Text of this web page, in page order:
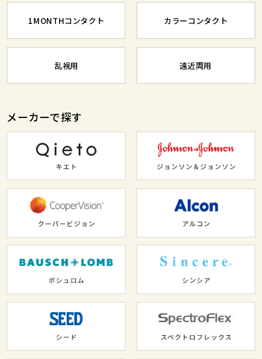
1MONTHコンタクト カラーコンタクト
乱視用 遠近両用
メーカーで探す